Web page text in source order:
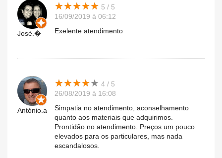
José.�
★★★★★
★★★★★ 5 / 5
16/09/2019 à 06:12
Exelente atendimento
António.a
★★★★★
★★★★★ 4 / 5
26/08/2019 à 16:08
Simpatia no atendimento, aconselhamento
quanto aos materiais que adquirimos.
Prontidão no atendimento. Preços um pouco
elevados para os particulares, mas nada
escandalosos.